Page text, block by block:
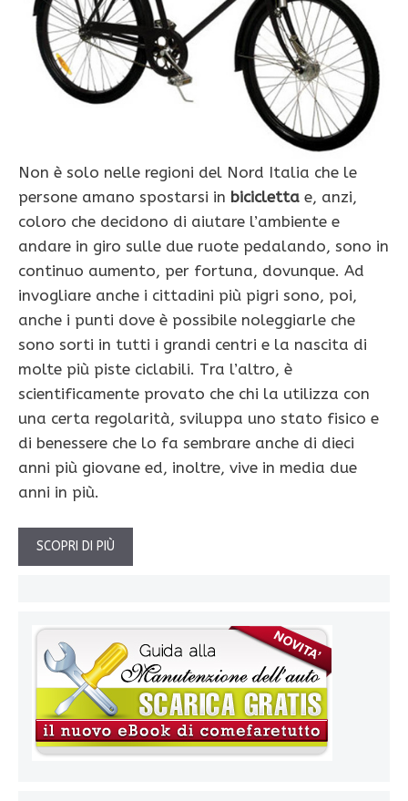
Non è solo nelle regioni del Nord Italia che le
persone amano spostarsi in bicicletta e, anzi,
coloro che decidono di aiutare l’ambiente e
andare in giro sulle due ruote pedalando, sono in
continuo aumento, per fortuna, dovunque. Ad
invogliare anche i cittadini più pigri sono, poi,
anche i punti dove è possibile noleggiarle che
sono sorti in tutti i grandi centri e la nascita di
molte più piste ciclabili. Tra l’altro, è
scientificamente provato che chi la utilizza con
una certa regolarità, sviluppa uno stato fisico e
di benessere che lo fa sembrare anche di dieci
anni più giovane ed, inoltre, vive in media due
anni in più.
SCOPRI DI PIÙ